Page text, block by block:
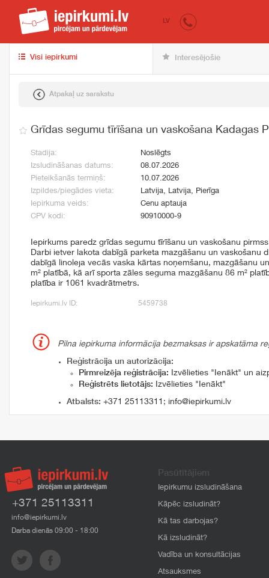
iepirkumi.lv
LV
Visi iepirkumi Interesējošie
Atpakaļ uz sarakstu
Grīdas segumu tīrīšana un vaskošana Kadagas
Stadija:
Noslēgts
Izsludināšanas datums:
08.07.2026
Pieteikšanās termiņš:
10.07.2026
Izpildes/piegādes vieta:
Latvija, Latvija, Pierīga
Iepirkuma veids:
Cenu aptauja
CPV kodi:
90910000-9
Iepirkums paredz grīdas segumu tīrīšanu un vaskošanu
Darbi ietver lakota dabīgā parketa mazgāšanu un vaskošanu
dabīgā linoleja vecās vaska kārtas noņemšanu, mazgāšanu
m² platībā, kā arī sporta zāles seguma mazgāšanu 86 m²
platība ir 1061 kvadrātmetrs.
Iepirkumi.lv ID: 5459738
Pilna iepirkuma informācija bezmaksas ir apskatāma
Reģistrācija un autorizācija:
Pirmreizēja reģistrācija: Izvēlieties "Ienākt" un
Reģistrēts lietotājs: Izvēlieties "Ienākt"
Atbalsts: +371 25113311 ; info@iepirkumi.lv
+371 25113311
info@iepirkumi.lv
Darba dienās 09:00 - 18:00
Pasūtītājiem
Iepirkumu izsludināšana
Kāpēc izsludināt?
Kā tas darbojas?
Kā izsludināt?
Vadība un konsultācijas
Atsauksmes